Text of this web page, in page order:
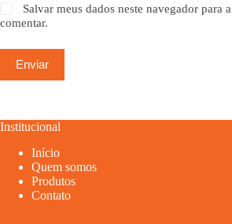
Salvar meus dados neste navegador para
comentar.
Enviar
Institucional
Início
Quem somos
Produtos
Contato